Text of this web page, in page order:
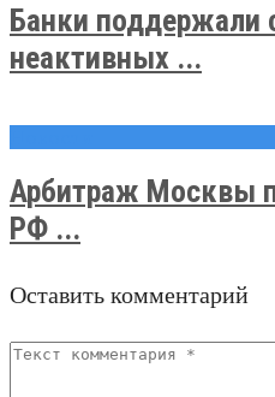
Банки поддержали
неактивных ...
Арбитраж Москвы
РФ ...
Оставить комментарий